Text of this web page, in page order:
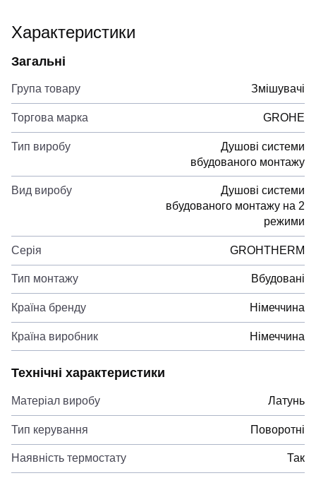
Характеристики
Загальні
Група товару Змішувачі
Торгова марка GROHE
Тип виробу
Душові системи
вбудованого монтажу
Вид виробу
Душові системи
вбудованого монтажу на 2
режими
Серія GROHTHERM
Тип монтажу Вбудовані
Країна бренду Німеччина
Країна виробник Німеччина
Технічні характеристики
Матеріал виробу Латунь
Тип керування Поворотні
Наявність термостату Так